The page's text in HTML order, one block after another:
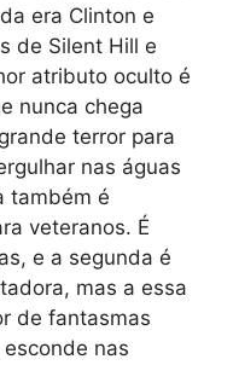
era Clinton e
de Silent Hill e
atributo oculto é
nunca chega
terror para
nas águas
também é
veteranos. É
e a segunda é
mas a essa
de fantasmas
nas